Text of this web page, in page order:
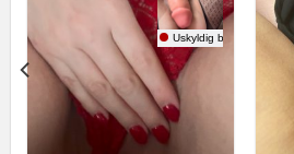
Uskyldig bandit